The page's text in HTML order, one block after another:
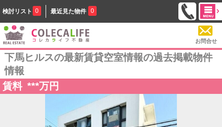
検討リスト 0 最近見た物件 0
お問合せ
下馬ヒルスの最新賃貸空室情報の過去掲載物件
情報
賃料 ***万円